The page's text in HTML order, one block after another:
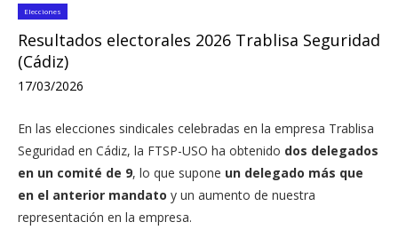
Elecciones
Resultados electorales 2026 Trablisa Seguridad
(Cádiz)
17/03/2026
En las elecciones sindicales celebradas en la empresa Trablisa
Seguridad en Cádiz, la FTSP-USO ha obtenido dos delegados
en un comité de 9, lo que supone un delegado más que
en el anterior mandato y un aumento de nuestra
representación en la empresa.